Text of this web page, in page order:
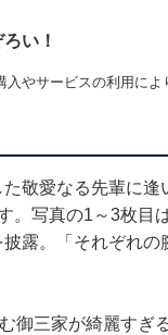
い！
やサービスの利用に
敬愛なる先輩に
。写真の1～3枚目
露。「それぞれ
御三家が綺麗すぎ